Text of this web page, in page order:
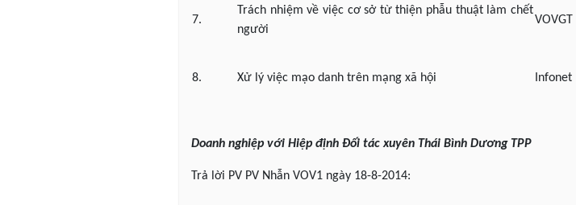
7.
Trách nhiệm về việc cơ sở từ thiện phẫu thuật làm chết
người
VOVGT
8. Xử lý việc mạo danh trên mạng xã hội Infonet
Doanh nghiệp với Hiệp định Đối tác xuyên Thái Bình Dương TPP
Trả lời PV PV Nhẫn VOV1 ngày 18-8-2014: